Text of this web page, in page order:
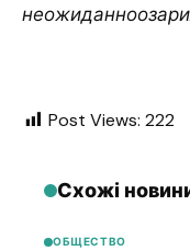
Post Views: 222
Схожі
ОБЩЕСТВО